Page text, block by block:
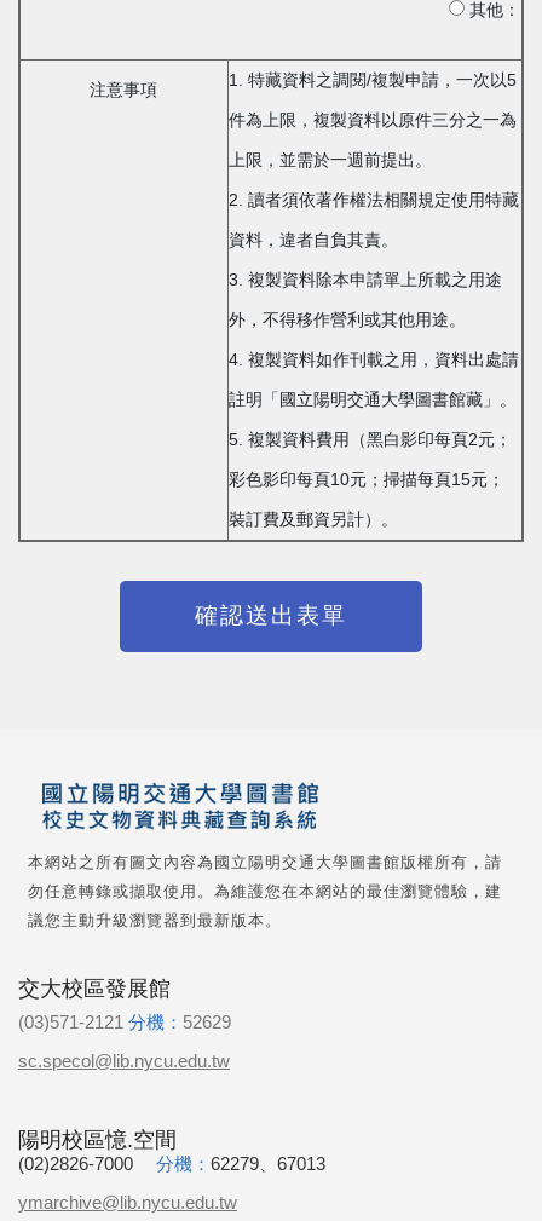
其他：
注意事項
1. 特藏資料之調閱/複製申請，一次以5
件為上限，複製資料以原件三分之一為
上限，並需於一週前提出。
2. 讀者須依著作權法相關規定使用特藏
資料，違者自負其責。
3. 複製資料除本申請單上所載之用途
外，不得移作營利或其他用途。
4. 複製資料如作刊載之用，資料出處請
註明「國立陽明交通大學圖書館藏」。
5. 複製資料費用（黑白影印每頁2元；
彩色影印每頁10元；掃描每頁15元；
裝訂費及郵資另計）。
本網站之所有圖文內容為國立陽明交通大學圖書館版權所有，請
勿任意轉錄或擷取使用。為維護您在本網站的最佳瀏覽體驗，建
議您主動升級瀏覽器到最新版本。
交大校區發展館
(03)571-2121 分機： 52629
sc.specol@lib.nycu.edu.tw
陽明校區憶.空間
(02)2826-7000 分機： 62279、67013
ymarchive@lib.nycu.edu.tw